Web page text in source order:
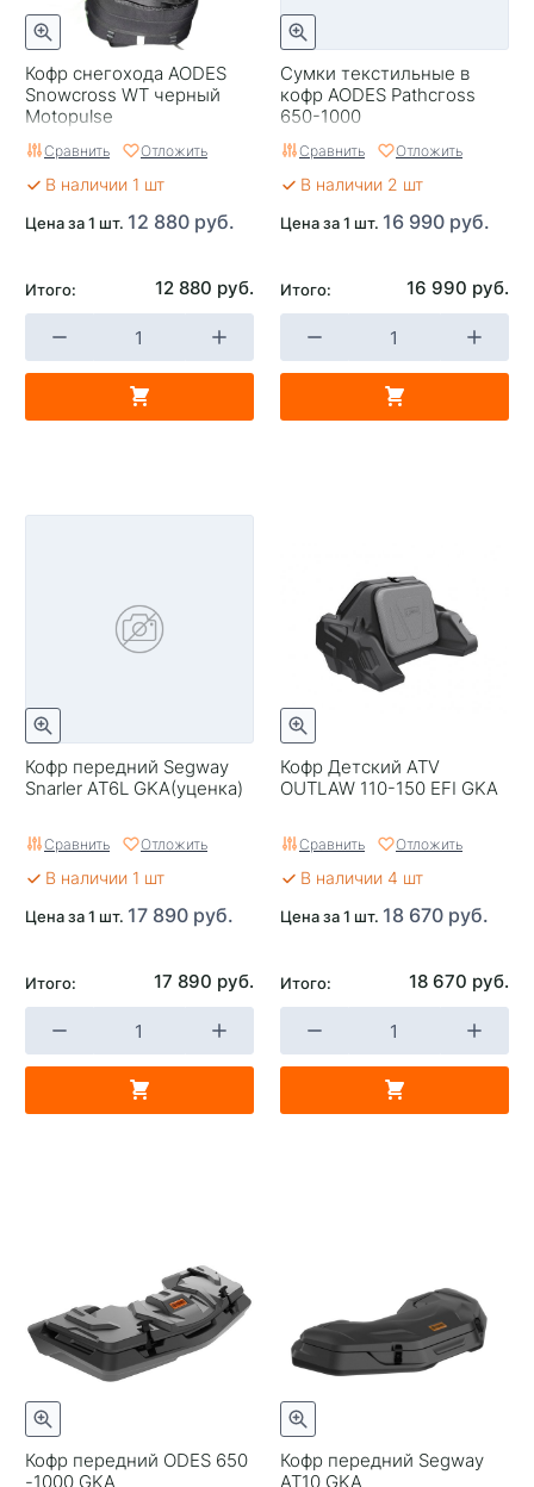
Кофр снегохода AODES
Snowcross WT черный
Motopulse
Сравнить Отложить
В наличии 1 шт
Цена за 1 шт. 12 880 руб.
Итого: 12 880 руб.
Сумки текстильные в
кофр AODES Pathcгoss
650-1000
Сравнить Отложить
В наличии 2 шт
Цена за 1 шт. 16 990 руб.
Итого: 16 990 руб.
Кофр передний Segway
Snarler AT6L GKA(уценка)
Сравнить Отложить
В наличии 1 шт
Цена за 1 шт. 17 890 руб.
Итого: 17 890 руб.
Кофр Детский ATV
OUTLAW 110-150 EFI GKA
Сравнить Отложить
В наличии 4 шт
Цена за 1 шт. 18 670 руб.
Итого: 18 670 руб.
Кофр передний ODES 650
-1000 GKA
Кофр передний Segway
AT10 GKA